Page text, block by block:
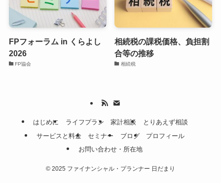
FPフォーラム in くらよし
2026
FP協会
相続税の課税価格、負担割
合等の推移
相続税
はじめに ライフプラン 家計相談
とりあえず相談
サービスと料金
セミナー ブログ
プロフィール
お問い合わせ・所在地
© 2025 ファイナンシャル・プランナー 日だまり